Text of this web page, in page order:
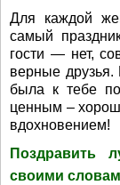
Для каждой
самый
гости — нет,
верные друзья.
была к тебе
ценным –
вдохновением!
Поздравить
своими